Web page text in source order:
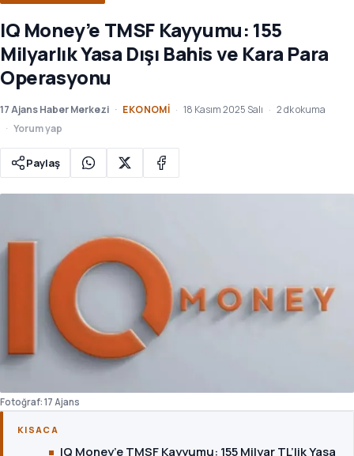
IQ Money’e TMSF Kayyumu: 155
Milyarlık Yasa Dışı Bahis ve Kara Para
Operasyonu
17 Ajans Haber Merkezi EKONOMI 18 Kasım 2025 Salı
2 dk okuma
Yorum yap
Paylaş
Fotoğraf: 17 Ajans
KISACA
IQ Money’e TMSF Kayyumu: 155 Milyar TL’lik Yasa